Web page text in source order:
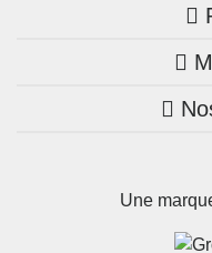
Mon
Une